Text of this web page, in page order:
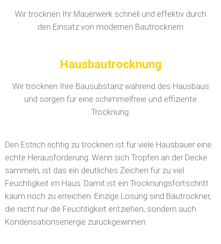
Wir trocknen Ihr Mauerwerk schnell und effektiv durch
den Einsatz von modernen Bautrocknern
Hausbautrocknung
Wir trocknen Ihre Bausubstanz während des Hausbaus
und sorgen für eine schimmelfreie und effiziente
Trocknung.
Den Estrich richtig zu trocknen ist für viele Hausbauer eine
echte Herausforderung. Wenn sich Tropfen an der Decke
sammeln, ist das ein deutliches Zeichen für zu viel
Feuchtigkeit im Haus. Damit ist ein Trocknungsfortschritt
kaum noch zu erreichen. Einzige Lösung sind Bautrockner,
die nicht nur die Feuchtigkeit entziehen, sondern auch
Kondensationsenergie zurückgewinnen.